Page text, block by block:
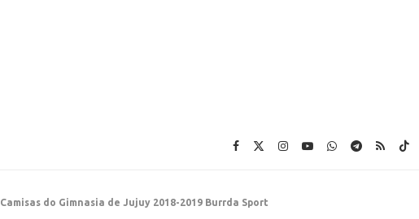
Camisas do Gimnasia de Jujuy 2018-2019 Burrda Sport